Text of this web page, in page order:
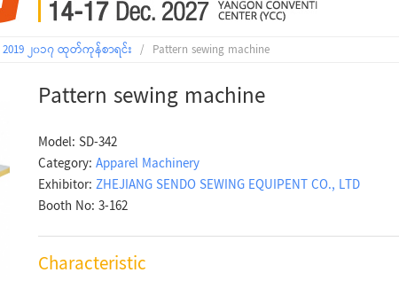
2019 ၂၀၁၇ ထုတ်ကုန်စာရင်း / Pattern sewing machine
Pattern sewing machine
Model: SD-342
Category:Apparel Machinery
Exhibitor:ZHEJIANG SENDO SEWING EQUIPENT CO., LTD
Booth No: 3-162
Characteristic